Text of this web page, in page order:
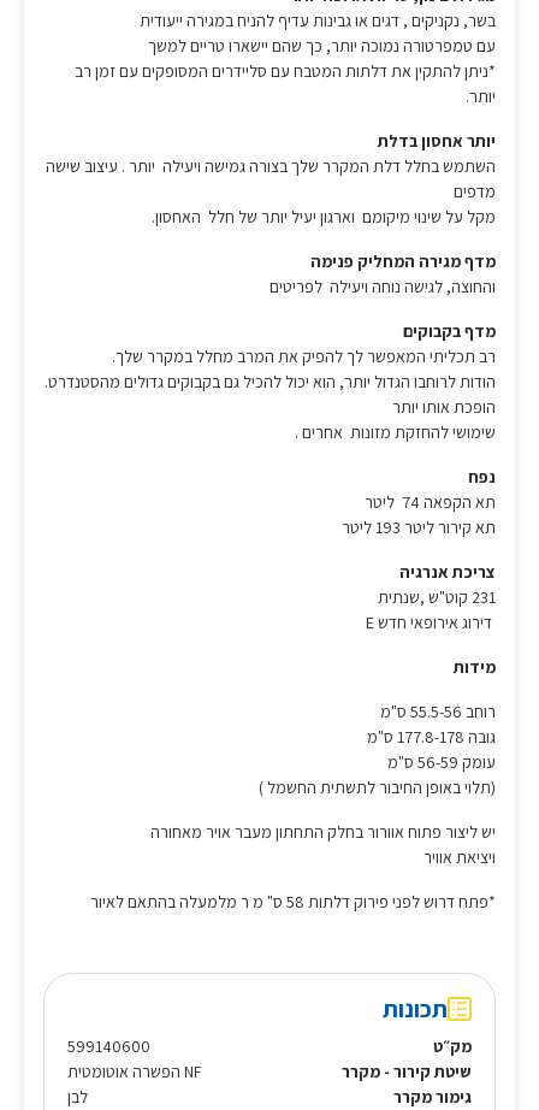
בשר, נקניקים , דגים או גבינות עדיף להניח במגירה ייעודית
עם טמפרטורה נמוכה יותר, כך שהם יישארו טריים למשך
*ניתן להתקין את דלתות המטבח עם סליידרים המסופקים עם זמן רב
יותר.
יותר אחסון בדלת
השתמש בחלל דלת המקרר שלך בצורה גמישה ויעילה יותר . עיצוב שישה
מדפים
מקל על שינוי מיקומם וארגון יעיל יותר של חלל האחסון.
מדף מגירה המחליק פנימה
והחוצה, לגישה נוחה ויעילה לפריטים
מדף בקבוקים
רב תכליתי המאפשר לך להפיק את המרב מחלל במקרר שלך.
הודות לרוחבו הגדול יותר, הוא יכול להכיל גם בקבוקים גדולים מהסטנדרט.
הופכת אותו יותר
שימושי להחזקת מזונות אחרים .
נפח
תא הקפאה 74 ליטר
תא קירור ליטר 193 ליטר
צריכת אנרגיה
231 קוט"ש ,שנתית
דירוג אירופאי חדש E
מידות
רוחב 55.5-56 ס"מ
גובה 177.8-178 ס"מ
עומק 56-59 ס"מ
(תלוי באופן החיבור לתשתית החשמל )
יש ליצור פתוח אוורור בחלק התחתון מעבר אויר מאחורה
ויציאת אוויר
*פתח דרוש לפני פירוק דלתות 58 ס" מ ר מלמעלה בהתאם לאיור
תכונות
מק״ט
599140600
שיטת קירור - מקרר
NF הפשרה אוטומטית
גימור מקרר
לבן